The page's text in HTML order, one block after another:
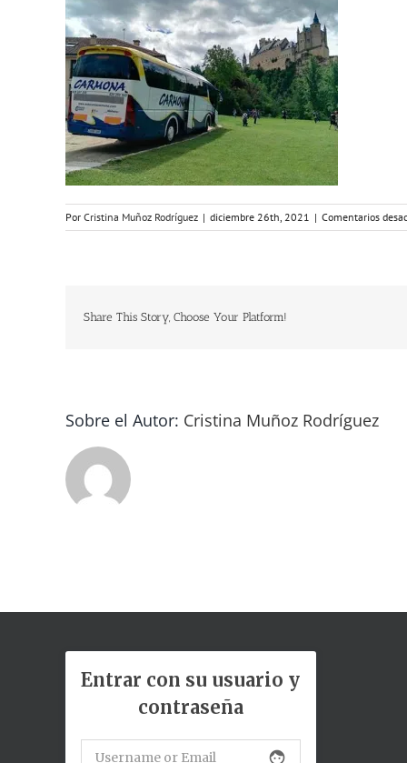
Por Cristina Muñoz Rodríguez | diciembre 26th, 2021 | Comentarios
Share This Story, Choose Your Platform!
Sobre el Autor: Cristina Muñoz Rodríguez
Entrar con su usuario y
contraseña
face